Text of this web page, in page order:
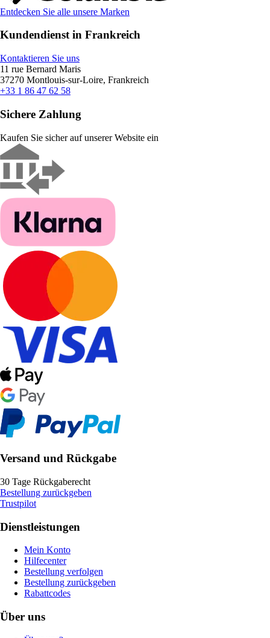
Entdecken Sie alle unsere Marken
Kundendienst in Frankreich
Kontaktieren Sie uns
11 rue Bernard Maris
37270 Montlouis-sur-Loire, Frankreich
+33 1 86 47 62 58
Sichere Zahlung
Kaufen Sie sicher auf unserer Website ein
Versand und Rückgabe
30 Tage Rückgaberecht
Bestellung zurückgeben
Trustpilot
Dienstleistungen
Mein Konto
Hilfecenter
Bestellung verfolgen
Bestellung zurückgeben
Rabattcodes
Über uns